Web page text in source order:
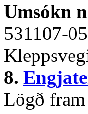
Umsókn
531107-
8.
Lögð